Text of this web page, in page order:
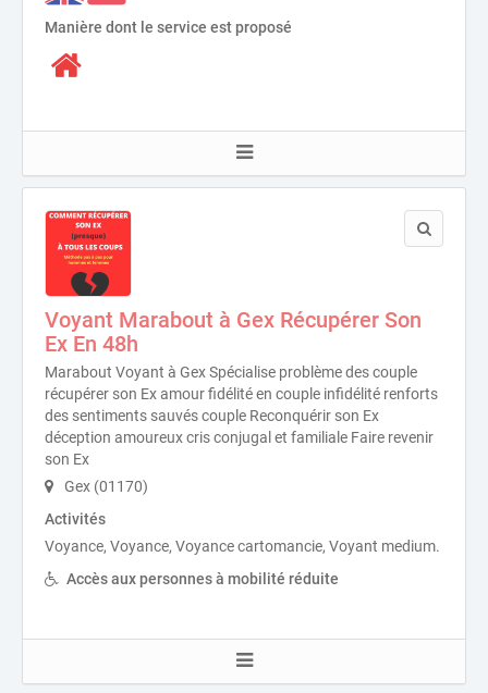
Manière dont le service est proposé
Voyant Marabout à Gex Récupérer Son
Ex En 48h
Marabout Voyant à Gex Spécialise problème des couple
récupérer son Ex amour fidélité en couple infidélité renforts
des sentiments sauvés couple Reconquérir son Ex
déception amoureux cris conjugal et familiale Faire revenir
son Ex
Gex (01170)
Activités
Voyance, Voyance, Voyance cartomancie, Voyant medium.
Accès aux personnes à mobilité réduite